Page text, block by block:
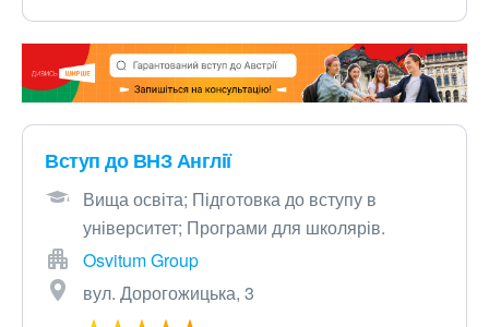
Вступ до ВНЗ Англії
Вища освіта; Підготовка до вступу в
університет; Програми для школярів.
Osvitum Group
вул. Дорогожицька, 3